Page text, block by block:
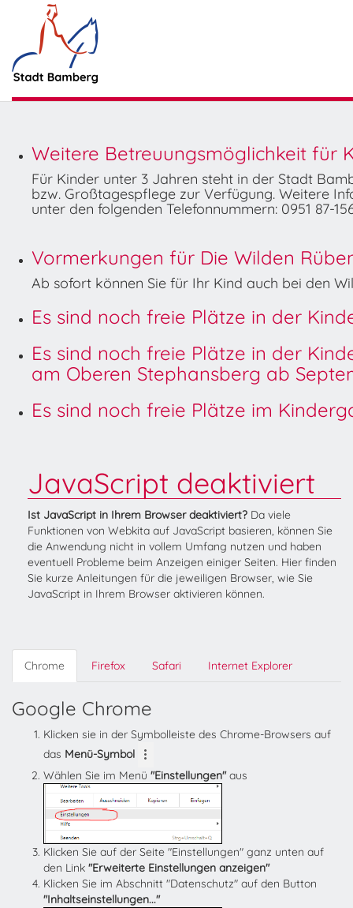
Weitere Betreuungsmöglichkeit für
Für Kinder unter 3 Jahren steht in der Stadt
bzw. Großtagespflege zur Verfügung. Weitere
unter den folgenden Telefonnummern: 0951 87-
Vormerkungen für Die Wilden
Ab sofort können Sie für Ihr Kind auch bei den
Es sind noch freie Plätze in der
Es sind noch freie Plätze in der
am Oberen Stephansberg ab
Es sind noch freie Plätze im
JavaScript deaktiviert
Ist JavaScript in Ihrem Browser deaktiviert? Da viele
Funktionen von Webkita auf JavaScript basieren, können Sie
die Anwendung nicht in vollem Umfang nutzen und haben
eventuell Probleme beim Anzeigen einiger Seiten. Hier finden
Sie kurze Anleitungen für die jeweiligen Browser, wie Sie
JavaScript in Ihrem Browser aktivieren können.
Chrome Firefox Safari Internet Explorer
Google Chrome
Klicken sie in der Symbolleiste des Chrome-Browsers auf
das Menü-Symbol
Wählen Sie im Menü "Einstellungen"aus
Klicken Sie auf der Seite "Einstellungen" ganz unten auf
den Link "Erweiterte Einstellungen anzeigen"
Klicken Sie im Abschnitt "Datenschutz" auf den Button
"Inhaltseinstellungen..."